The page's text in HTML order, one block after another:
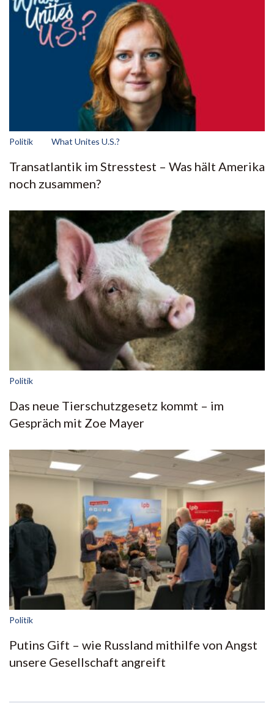
Politik What Unites U.S.?
Transatlantik im Stresstest – Was hält Amerika
noch zusammen?
Politik
Das neue Tierschutzgesetz kommt – im
Gespräch mit Zoe Mayer
Politik
Putins Gift – wie Russland mithilfe von Angst
unsere Gesellschaft angreift